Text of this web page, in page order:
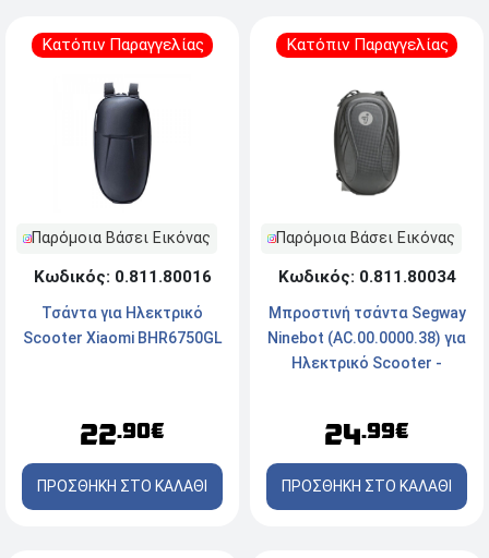
Κατόπιν Παραγγελίας
Παρόμοια Βάσει Εικόνας
Κωδικός: 0.811.80016
Τσάντα για Ηλεκτρικό
Scooter Xiaomi BHR6750GL
22.90€
ΠΡΟΣΘΗΚΗ ΣΤΟ ΚΑΛΑΘΙ
Κατόπιν Παραγγελίας
Παρόμοια Βάσει Εικόνας
Κωδικός: 0.811.80034
Μπροστινή τσάντα Segway
Ninebot (AC.00.0000.38) για
Ηλεκτρικό Scooter -
24.99€
ΠΡΟΣΘΗΚΗ ΣΤΟ ΚΑΛΑΘΙ